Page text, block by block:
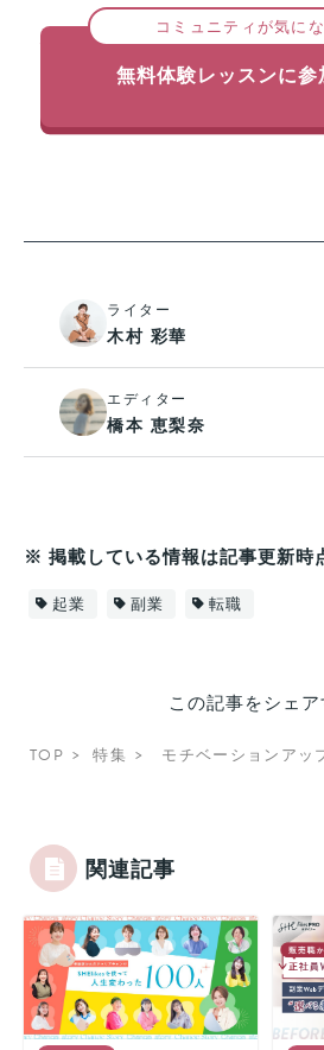
コミュニティが気に
無料体験レッスンに参
ライター
木村 彩華
エディター
橋本 恵梨奈
※ 掲載している情報は記事更新時
起業 副業 転職
この記事をシェア
TOP 特集 モチベーションアッ
関連記事